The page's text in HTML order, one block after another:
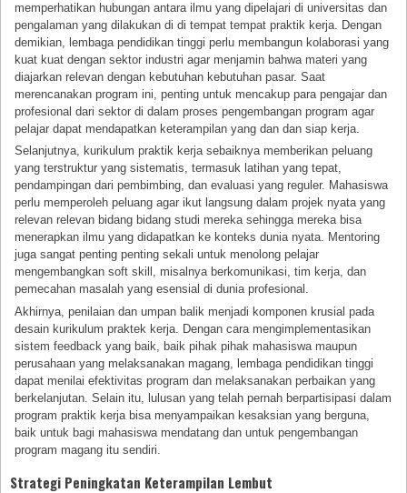
memperhatikan hubungan antara ilmu yang dipelajari di universitas dan
pengalaman yang dilakukan di di tempat tempat praktik kerja. Dengan
demikian, lembaga pendidikan tinggi perlu membangun kolaborasi yang
kuat kuat dengan sektor industri agar menjamin bahwa materi yang
diajarkan relevan dengan kebutuhan kebutuhan pasar. Saat
merencanakan program ini, penting untuk mencakup para pengajar dan
profesional dari sektor di dalam proses pengembangan program agar
pelajar dapat mendapatkan keterampilan yang dan dan siap kerja.
Selanjutnya, kurikulum praktik kerja sebaiknya memberikan peluang
yang terstruktur yang sistematis, termasuk latihan yang tepat,
pendampingan dari pembimbing, dan evaluasi yang reguler. Mahasiswa
perlu memperoleh peluang agar ikut langsung dalam projek nyata yang
relevan relevan bidang bidang studi mereka sehingga mereka bisa
menerapkan ilmu yang didapatkan ke konteks dunia nyata. Mentoring
juga sangat penting penting sekali untuk menolong pelajar
mengembangkan soft skill, misalnya berkomunikasi, tim kerja, dan
pemecahan masalah yang esensial di dunia profesional.
Akhirnya, penilaian dan umpan balik menjadi komponen krusial pada
desain kurikulum praktek kerja. Dengan cara mengimplementasikan
sistem feedback yang baik, baik pihak pihak mahasiswa maupun
perusahaan yang melaksanakan magang, lembaga pendidikan tinggi
dapat menilai efektivitas program dan melaksanakan perbaikan yang
berkelanjutan. Selain itu, lulusan yang telah pernah berpartisipasi dalam
program praktik kerja bisa menyampaikan kesaksian yang berguna,
baik untuk bagi mahasiswa mendatang dan untuk pengembangan
program magang itu sendiri.
Strategi Peningkatan Keterampilan Lembut